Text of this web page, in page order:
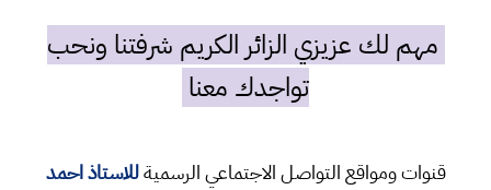
مهم لك عزيزي الزائر الكريم شرفتنا ونحب
تواجدك معنا
قنوات ومواقع التواصل الاجتماعي الرسميةللاستاذ احمد